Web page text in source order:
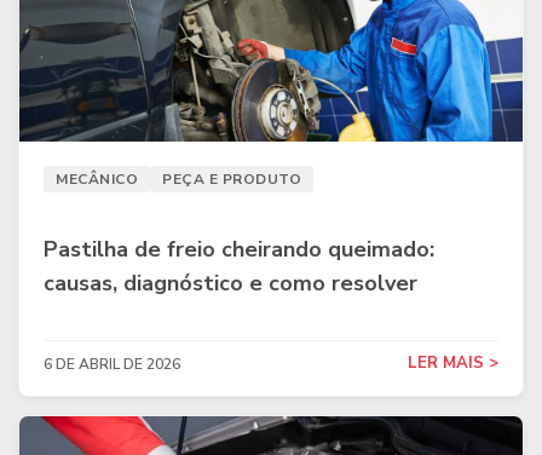
MECÂNICO PEÇA E PRODUTO
Pastilha de freio cheirando queimado:
causas, diagnóstico e como resolver
6 DE ABRIL DE 2026 LER MAIS >